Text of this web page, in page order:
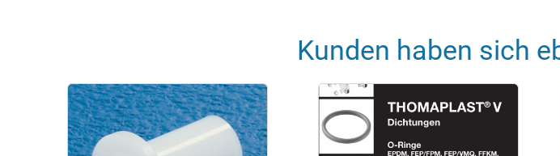
Kunden haben sich